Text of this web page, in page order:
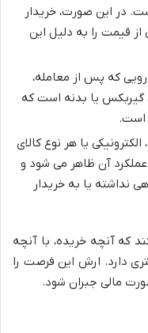
در این صورت، خریدار
قیمت را به دلیل این
که پس از معامله،
گیربکس یا بدنه است که
است.
الکترونیکی یا هر نوع کالای
آن ظاهر می شود و
نداشته یا به خریدار
که آنچه خریده، با آنچه
دارد. ارش این فرصت را
مالی جبران شود.